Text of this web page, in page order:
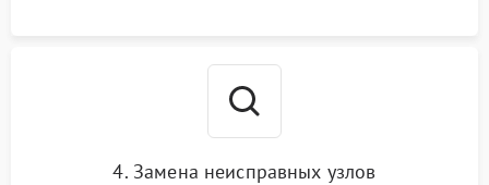
4. Замена неисправных узлов